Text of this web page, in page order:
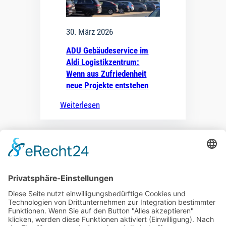
30. März 2026
ADU Gebäudeservice im
Aldi Logistikzentrum:
Wenn aus Zufriedenheit
neue Projekte entstehen
Weiterlesen
Warburger Straße 140
33100 Paderborn